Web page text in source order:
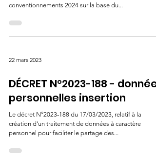
conventionnements 2024 sur la base du...
22 mars 2023
DÉCRET N°2023-188 - données
personnelles insertion
Le décret N°2023-188 du 17/03/2023, relatif à la
création d'un traitement de données à caractère
personnel pour faciliter le partage des...